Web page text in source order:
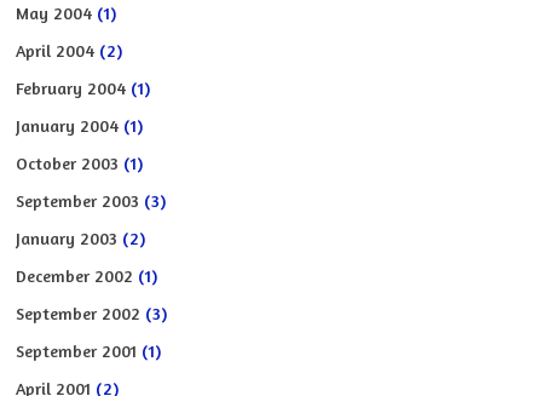
May 2004 (1)
April 2004 (2)
February 2004 (1)
January 2004 (1)
October 2003 (1)
September 2003 (3)
January 2003 (2)
December 2002 (1)
September 2002 (3)
September 2001 (1)
April 2001 (2)